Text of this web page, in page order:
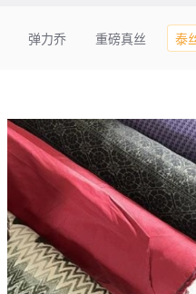
弹力乔 重磅真丝 泰